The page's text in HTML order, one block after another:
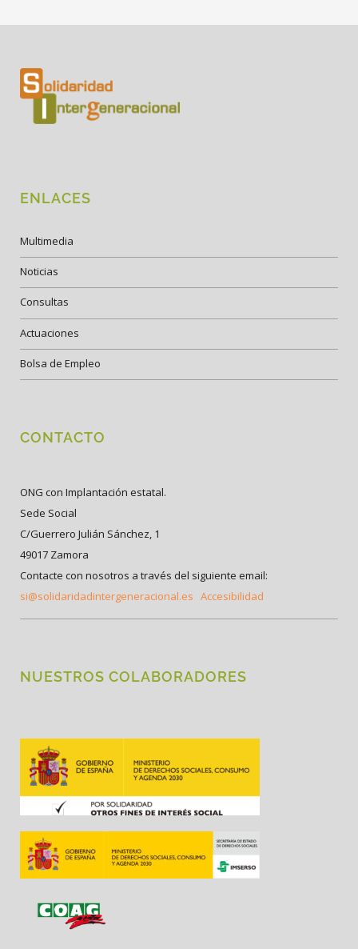
ENLACES
Multimedia
Noticias
Consultas
Actuaciones
Bolsa de Empleo
CONTACTO
ONG con Implantación estatal.
Sede Social
C/Guerrero Julián Sánchez, 1
49017 Zamora
Contacte con nosotros a través del siguiente email:
si@solidaridadintergeneracional.es Accesibilidad
NUESTROS COLABORADORES